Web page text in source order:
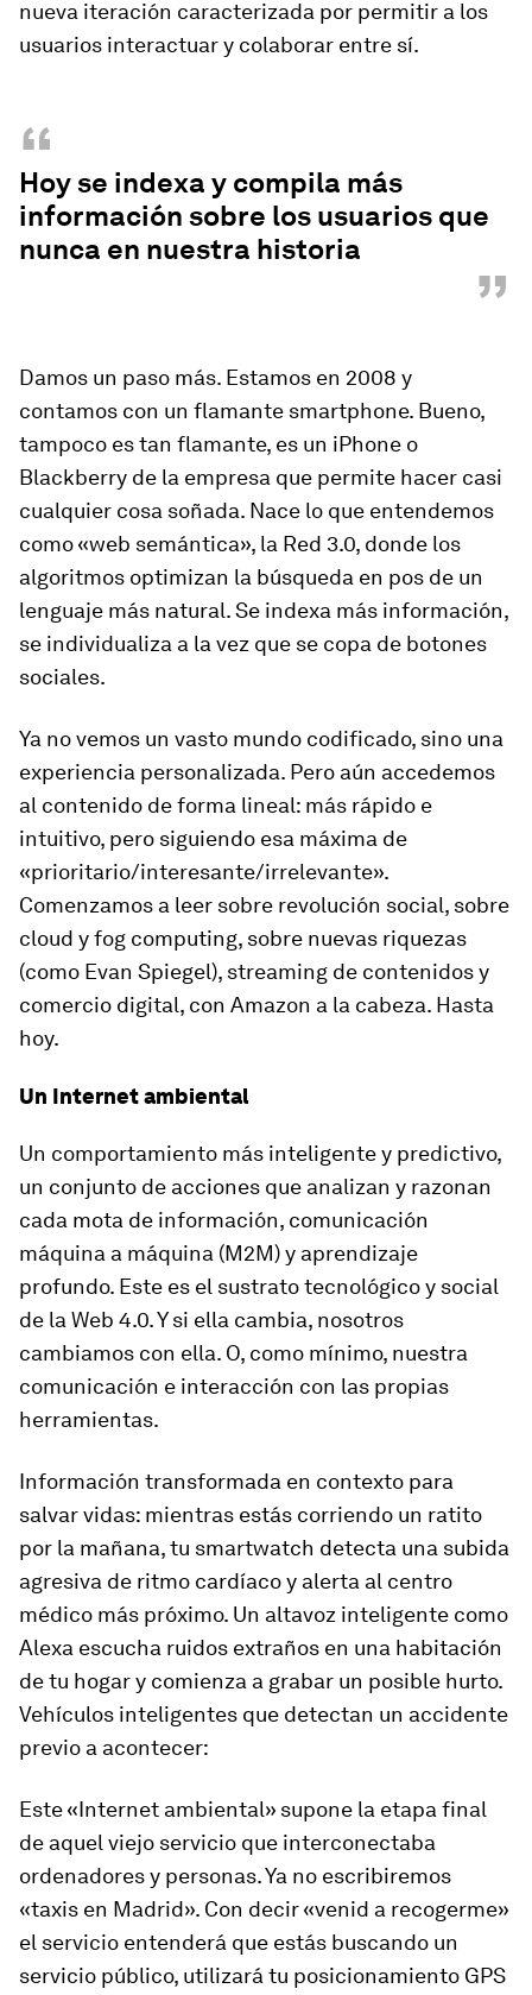
nueva iteración caracterizada por permitir a los
usuarios interactuar y colaborar entre sí.
“
Hoy se indexa y compila más
información sobre los usuarios que
nunca en nuestra historia
”
Damos un paso más. Estamos en 2008 y
contamos con un flamante smartphone. Bueno,
tampoco es tan flamante, es un iPhone o
Blackberry de la empresa que permite hacer casi
cualquier cosa soñada. Nace lo que entendemos
como «web semántica», la Red 3.0, donde los
algoritmos optimizan la búsqueda en pos de un
lenguaje más natural. Se indexa más información,
se individualiza a la vez que se copa de botones
sociales.
Ya no vemos un vasto mundo codificado, sino una
experiencia personalizada. Pero aún accedemos
al contenido de forma lineal: más rápido e
intuitivo, pero siguiendo esa máxima de
«prioritario/interesante/irrelevante».
Comenzamos a leer sobre revolución social, sobre
cloud y fog computing, sobre nuevas riquezas
(como Evan Spiegel), streaming de contenidos y
comercio digital, con Amazon a la cabeza. Hasta
hoy.
Un Internet ambiental
Un comportamiento más inteligente y predictivo,
un conjunto de acciones que analizan y razonan
cada mota de información, comunicación
máquina a máquina (M2M) y aprendizaje
profundo. Este es el sustrato tecnológico y social
de la Web 4.0. Y si ella cambia, nosotros
cambiamos con ella. O, como mínimo, nuestra
comunicación e interacción con las propias
herramientas.
Información transformada en contexto para
salvar vidas: mientras estás corriendo un ratito
por la mañana, tu smartwatch detecta una subida
agresiva de ritmo cardíaco y alerta al centro
médico más próximo. Un altavoz inteligente como
Alexa escucha ruidos extraños en una habitación
de tu hogar y comienza a grabar un posible hurto.
Vehículos inteligentes que detectan un accidente
previo a acontecer:
Este «Internet ambiental» supone la etapa final
de aquel viejo servicio que interconectaba
ordenadores y personas. Ya no escribiremos
«taxis en Madrid». Con decir «venid a recogerme»
el servicio entenderá que estás buscando un
servicio público, utilizará tu posicionamiento GPS